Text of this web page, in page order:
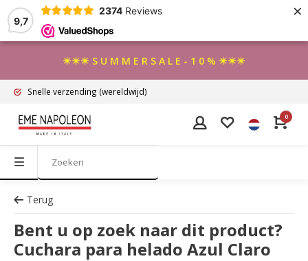
9,7
2374 Reviews ×
☀☀☀ S U M M E R S A L E - 1 0 % ☀☀☀
Snelle verzending (wereldwijd)
0
Terug
Bent u op zoek naar dit product?
Cuchara para helado Azul Claro